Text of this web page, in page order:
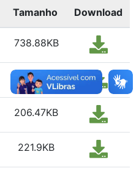
Tamanho Download
738.88KB
738.36KB
206.47KB
221.9KB